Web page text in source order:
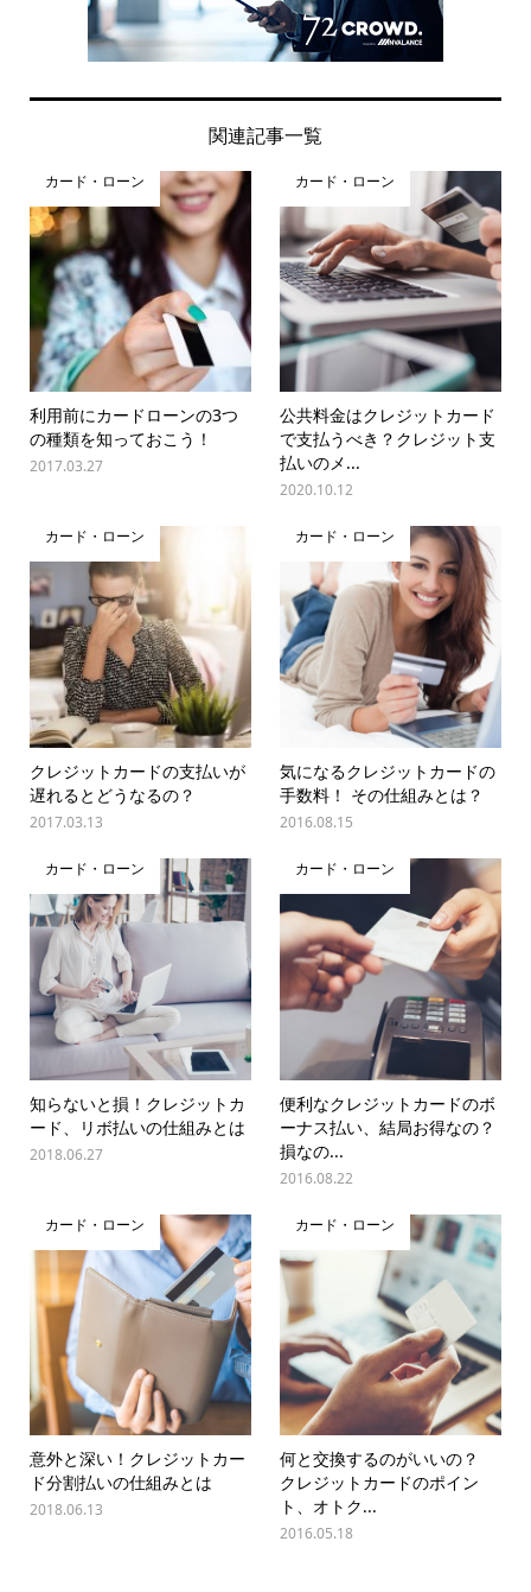
関連記事一覧
カード・ローン
利用前にカードローンの3つ
の種類を知っておこう！
2017.03.27
カード・ローン
公共料金はクレジットカード
で支払うべき？クレジット支
払いのメ...
2020.10.12
カード・ローン
クレジットカードの支払いが
遅れるとどうなるの？
2017.03.13
カード・ローン
気になるクレジットカードの
手数料！ その仕組みとは？
2016.08.15
カード・ローン
知らないと損！クレジットカ
ード、リボ払いの仕組みとは
2018.06.27
カード・ローン
便利なクレジットカードのボ
ーナス払い、結局お得なの？
損なの...
2016.08.22
カード・ローン
意外と深い！クレジットカー
ド分割払いの仕組みとは
2018.06.13
カード・ローン
何と交換するのがいいの？
クレジットカードのポイン
ト、オトク...
2016.05.18